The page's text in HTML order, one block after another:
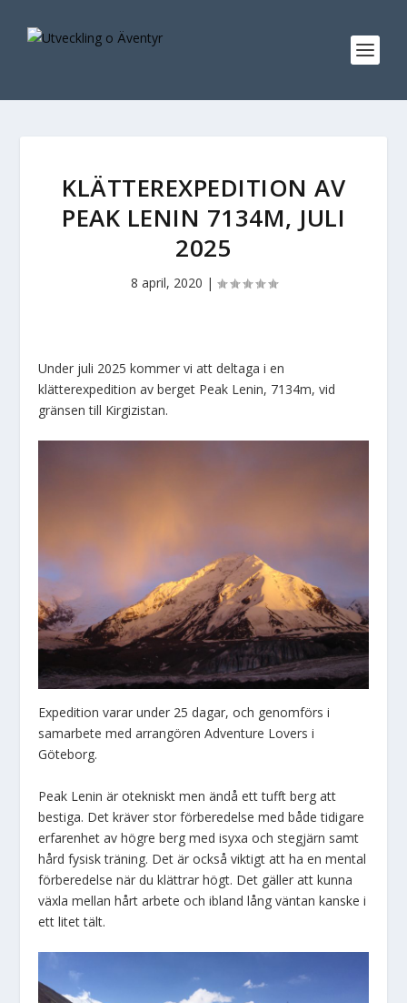
KLÄTTEREXPEDITION AV
PEAK LENIN 7134M, JULI
2025
8 april, 2020 |
Under juli 2025 kommer vi att deltaga i en
klätterexpedition av berget Peak Lenin, 7134m, vid
gränsen till Kirgizistan.
Expedition varar under 25 dagar, och genomförs i
samarbete med arrangören Adventure Lovers i
Göteborg.
Peak Lenin är otekniskt men ändå ett tufft berg att
bestiga. Det kräver stor förberedelse med både tidigare
erfarenhet av högre berg med isyxa och stegjärn samt
hård fysisk träning. Det är också viktigt att ha en mental
förberedelse när du klättrar högt. Det gäller att kunna
växla mellan hårt arbete och ibland lång väntan kanske i
ett litet tält.